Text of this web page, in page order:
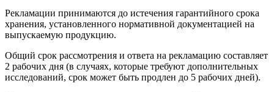
Рекламации принимаются до истечения гарантийного срока
хранения, установленного нормативной документацией на
выпускаемую продукцию.
Общий срок рассмотрения и ответа на рекламацию составляет
2 рабочих дня (в случаях, которые требуют дополнительных
исследований, срок может быть продлен до 5 рабочих дней).